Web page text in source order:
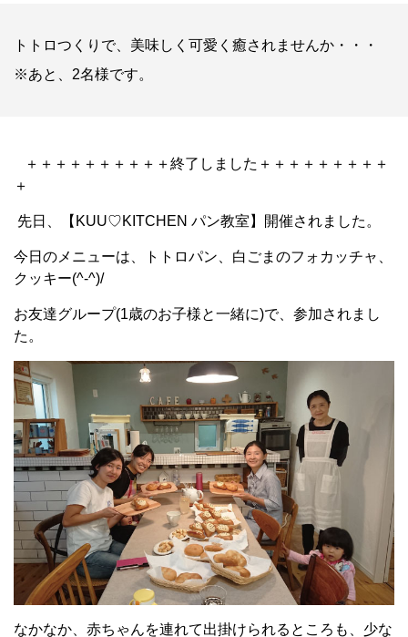
トトロつくりで、美味しく可愛く癒されませんか・・・
※あと、2名様です。
＋＋＋＋＋＋＋＋＋＋終了しました＋＋＋＋＋＋＋＋＋
＋
先日、【KUU♡KITCHEN パン教室】開催されました。
今日のメニューは、トトロパン、白ごまのフォカッチャ、
クッキー(^-^)/
お友達グループ(1歳のお子様と一緒に)で、参加されまし
た。
なかなか、赤ちゃんを連れて出掛けられるところも、少な